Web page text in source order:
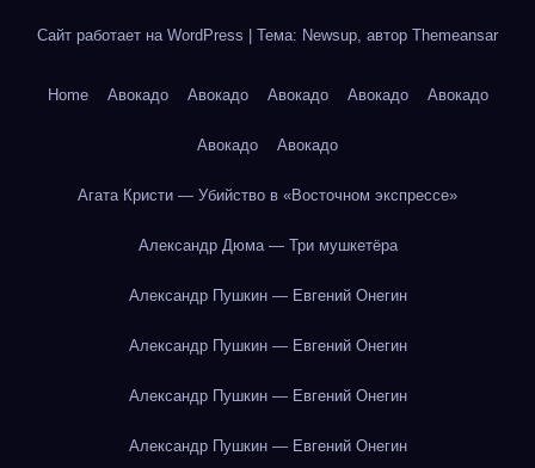
Сайт работает на WordPress Тема: Newsup, автор Themeansar
Home Авокадо Авокадо Авокадо Авокадо Авокадо
Авокадо Авокадо
Агата Кристи — Убийство в «Восточном экспрессе»
Александр Дюма — Три мушкетёра
Александр Пушкин — Евгений Онегин
Александр Пушкин — Евгений Онегин
Александр Пушкин — Евгений Онегин
Александр Пушкин — Евгений Онегин